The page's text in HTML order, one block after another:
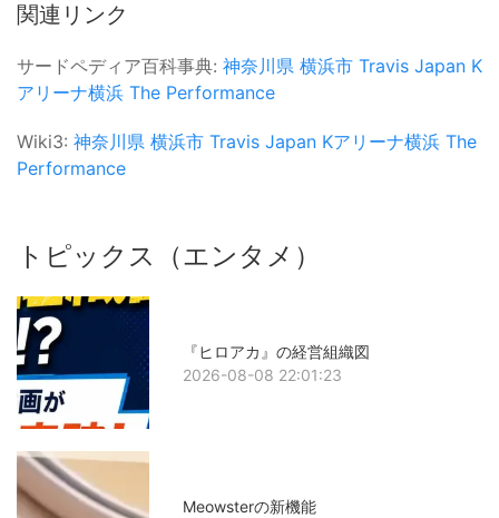
関連リンク
サードペディア百科事典: 神奈川県 横浜市 Travis Japan K
アリーナ横浜 The Performance
Wiki3: 神奈川県 横浜市 Travis Japan Kアリーナ横浜 The
Performance
トピックス（エンタメ）
『ヒロアカ』の経営組織図
2026-08-08 22:01:23
Meowsterの新機能